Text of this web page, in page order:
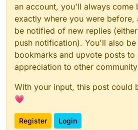
an account, you'll always come
exactly where you were before,
be notified of new replies
push notification). You'll also
bookmarks and upvote posts to
appreciation to other
With your input, this post could
💗
Register Login